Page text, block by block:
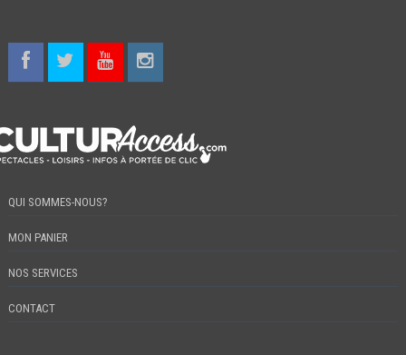
QUI SOMMES-NOUS?
MON PANIER
NOS SERVICES
CONTACT